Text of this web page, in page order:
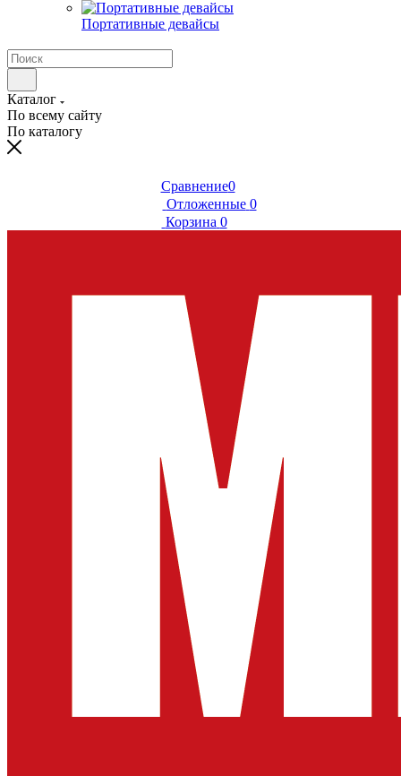
Портативные девайсы
Каталог
По всему сайту
По каталогу
Сравнение0
Отложенные 0
Корзина 0